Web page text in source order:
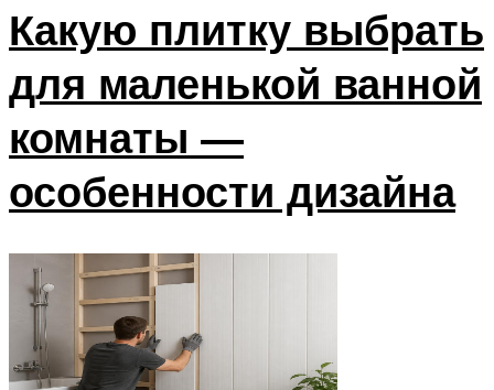
Какую плитку выбрать
для маленькой ванной
комнаты —
особенности дизайна